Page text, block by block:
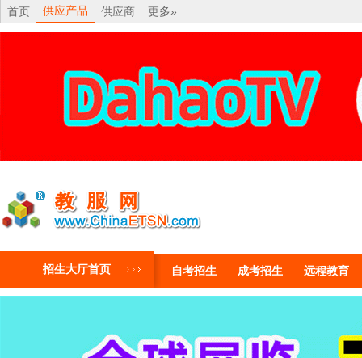
首页 供应产品 供应商 更多»
招生大厅首页 自考招生 成考招生 远程教育